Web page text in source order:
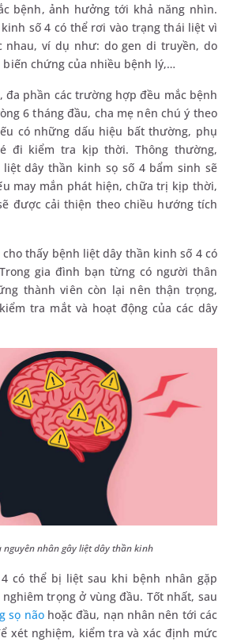
bệnh, ảnh hưởng tới khả năng nhìn.
số 4 có thể rơi vào trạng thái liệt vì
nhau, ví dụ như: do gen di truyền, do
chứng của nhiều bệnh lý,…
, đa phần các trường hợp đều mắc bệnh
6 tháng đầu, cha mẹ nên chú ý theo
có những dấu hiệu bất thường, phụ
đi kiểm tra kịp thời. Thông thường,
dây thần kinh sọ số 4 bẩm sinh sẽ
may mắn phát hiện, chữa trị kịp thời,
được cải thiện theo chiều hướng tích
thấy bệnh liệt dây thần kinh số 4 có
gia đình bạn từng có người thân
thành viên còn lại nên thận trọng,
tra mắt và hoạt động của các dây
nhân gây liệt dây thần kinh
có thể bị liệt sau khi bệnh nhân gặp
trọng ở vùng đầu. Tốt nhất, sau
sọ nãohoặc đầu, nạn nhân nên tới các
xét nghiệm, kiểm tra và xác định mức